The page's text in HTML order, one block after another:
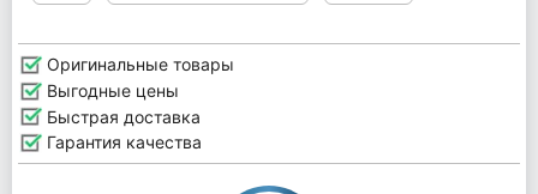
Оригинальные товары
Выгодные цены
Быстрая доставка
Гарантия качества